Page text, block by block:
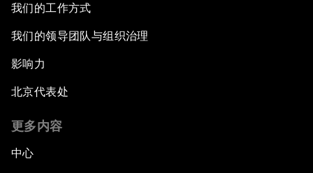
我们的工作方式
我们的领导团队与组织治理
影响力
北京代表处
更多内容
中心